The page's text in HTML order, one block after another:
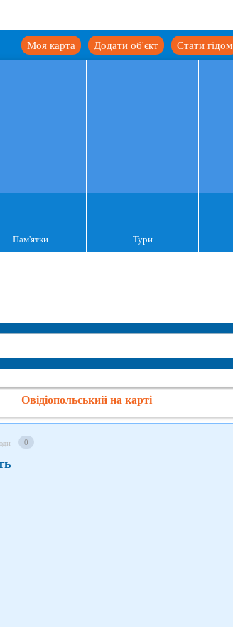
Стати гідом
Додати об'єкт
Моя карта
Пам'ятки Тури
Овідіопольський на карті
0